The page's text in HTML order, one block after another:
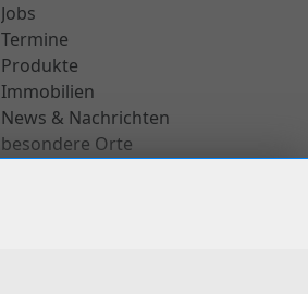
Jobs
Termine
Produkte
Immobilien
News & Nachrichten
besondere Orte